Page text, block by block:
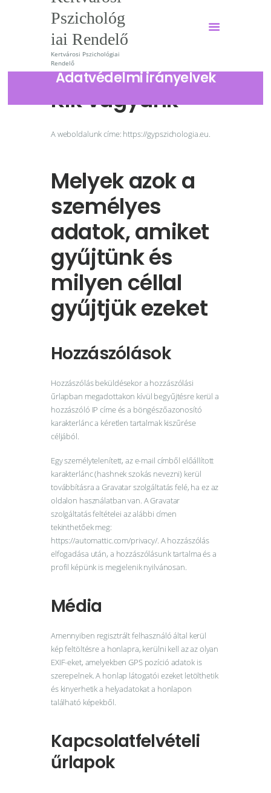
Pszichológ
iai Rendelő
Kertvárosi Pszichológiai
Rendelő
Adatvédelmi irányelvek
Kertvárosi Pszichológiai
Rendelő
Szolgáltatások
Árak
Hírek
Tudomány
Magazin
Webshop
Kapcsolat
Információk
Kik vagyunk
A weboldalunk címe: https://gypszichologia.eu.
Melyek azok a
személyes
adatok, amiket
gyűjtünk és
milyen céllal
gyűjtjük ezeket
Hozzászólások
Hozzászólás beküldésekor a hozzászólási
űrlapban megadottakon kívül begyűjtésre kerül a
hozzászóló IP címe és a böngészőazonosító
karakterlánc a kéretlen tartalmak kiszűrése
céljából.
Egy személytelenített, az e-mail címből előállított
karakterlánc (hashnek szokás nevezni) kerül
továbbításra a Gravatar szolgáltatás felé, ha ez az
oldalon használatban van. A Gravatar
szolgáltatás feltételei az alábbi címen
tekinthetőek meg:
https://automattic.com/privacy/. A hozzászólás
elfogadása után, a hozzászólásunk tartalma és a
profil képünk is megjelenik nyilvánosan.
Média
Amennyiben regisztrált felhasználó által kerül
kép feltöltésre a honlapra, kerülni kell az az olyan
EXIF-eket, amelyekben GPS pozíció adatok is
szerepelnek. A honlap látogatói ezeket letölthetik
és kinyerhetik a helyadatokat a honlapon
található képekből.
Kapcsolatfelvételi
űrlapok